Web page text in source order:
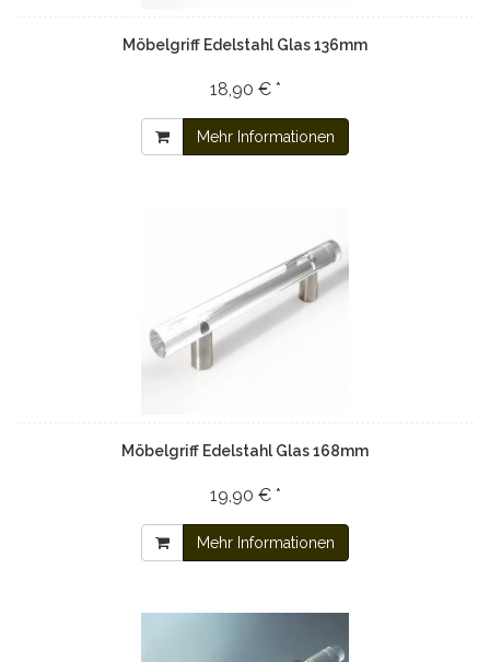
Möbelgriff Edelstahl Glas 136mm
18,90 € *
Mehr Informationen
Möbelgriff Edelstahl Glas 168mm
19,90 € *
Mehr Informationen